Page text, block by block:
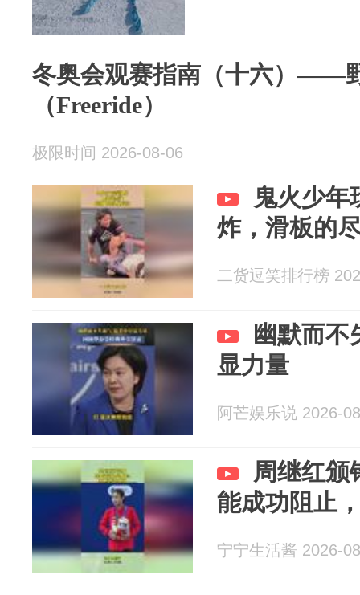
冬奥会观赛指南（十六）——
（Freeride）
极限时间 2026-08-06
鬼火少年
炸，滑板的
二货逗笑排行榜
幽默而不
显力量
阿芒娱乐说 2026-
周继红颁
能成功阻止
宁宁生活酱 2026-